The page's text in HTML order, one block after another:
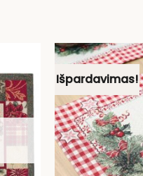
Išpardavimas!